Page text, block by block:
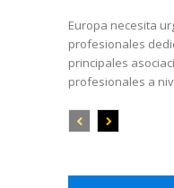
Europa necesita
profesionales
principales